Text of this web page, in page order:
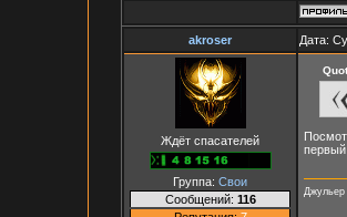
akroser Дата:
Ждёт спасателей
Группа: Свои
Сообщений: 116
первый
Джульер